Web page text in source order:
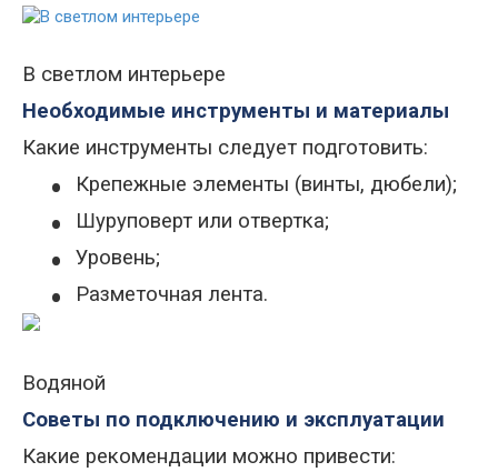
В светлом интерьере
Необходимые инструменты и материалы
Какие инструменты следует подготовить:
• Крепежные элементы (винты, дюбели);
• Шуруповерт или отвертка;
• Уровень;
• Разметочная лента.
Водяной
Советы по подключению и эксплуатации
Какие рекомендации можно привести: